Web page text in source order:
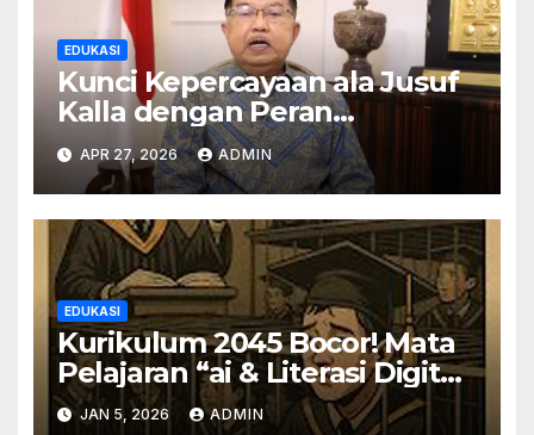
EDUKASI
Kunci Kepercayaan ala Jusuf
Kalla dengan Peran
Masyarakat Sipil dalam
Kemanusiaan
APR 27, 2026 ADMIN
EDUKASI
Kurikulum 2045 Bocor! Mata
Pelajaran “ai & Literasi Digital”
Wajib?
JAN 5, 2026 ADMIN